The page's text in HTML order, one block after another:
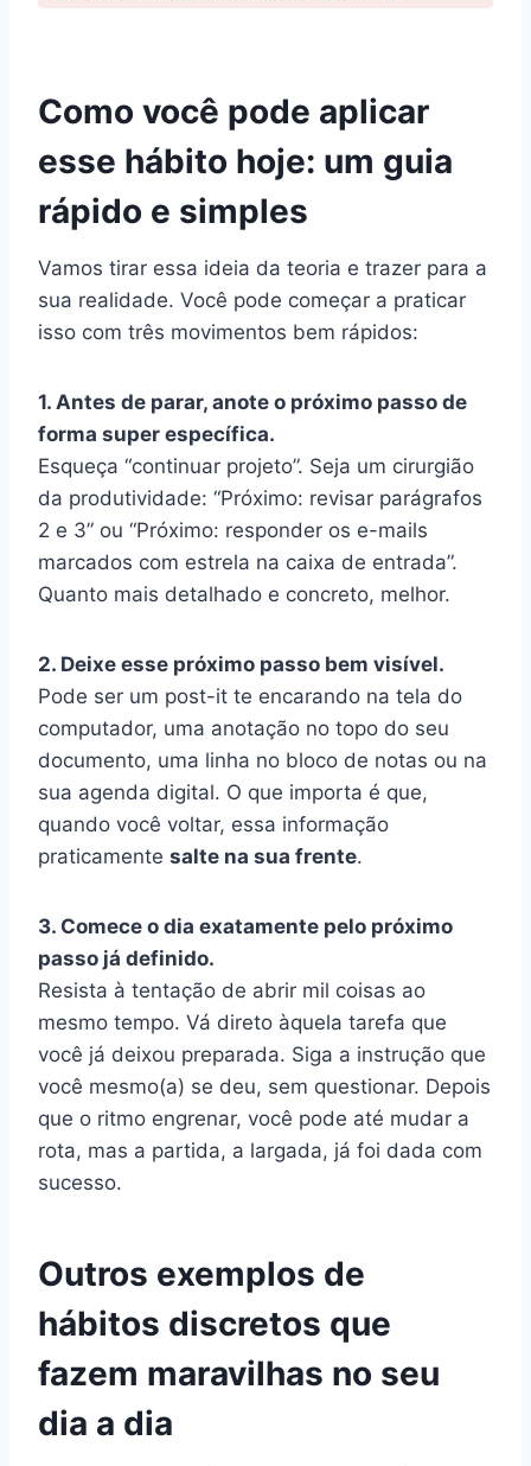
Como você pode aplicar
esse hábito hoje: um guia
rápido e simples
Vamos tirar essa ideia da teoria e trazer para a
sua realidade. Você pode começar a praticar
isso com três movimentos bem rápidos:
1. Antes de parar, anote o próximo passo de
forma super específica.
Esqueça “continuar projeto”. Seja um cirurgião
da produtividade: “Próximo: revisar parágrafos
2 e 3” ou “Próximo: responder os e-mails
marcados com estrela na caixa de entrada”.
Quanto mais detalhado e concreto, melhor.
2. Deixe esse próximo passo bem visível.
Pode ser um post-it te encarando na tela do
computador, uma anotação no topo do seu
documento, uma linha no bloco de notas ou na
sua agenda digital. O que importa é que,
quando você voltar, essa informação
praticamente salte na sua frente.
3. Comece o dia exatamente pelo próximo
passo já definido.
Resista à tentação de abrir mil coisas ao
mesmo tempo. Vá direto àquela tarefa que
você já deixou preparada. Siga a instrução que
você mesmo(a) se deu, sem questionar. Depois
que o ritmo engrenar, você pode até mudar a
rota, mas a partida, a largada, já foi dada com
sucesso.
Outros exemplos de
hábitos discretos que
fazem maravilhas no seu
dia a dia